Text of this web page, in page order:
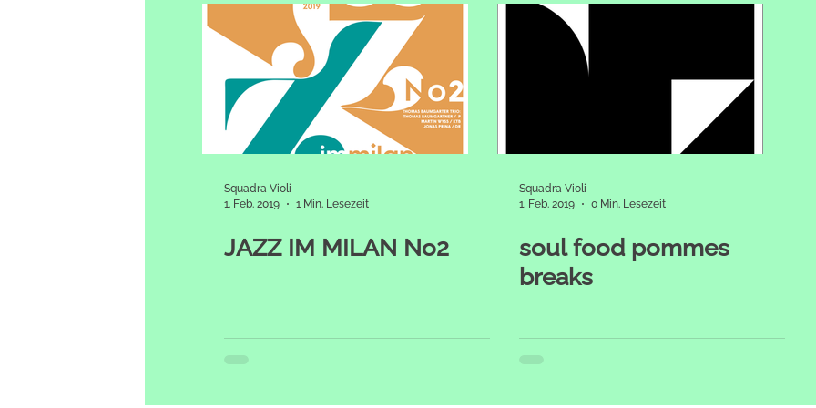
Squadra Violi
1. Feb. 2019
1 Min. Lesezeit
JAZZ IM MILAN No2
Squadra Violi
1. Feb. 2019
0 Min. Lesezeit
soul food pommes
breaks